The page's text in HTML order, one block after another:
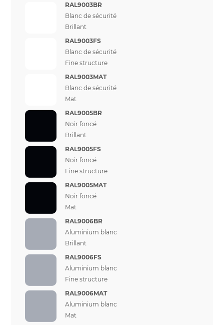
RAL9003BR
Blanc de sécurité
Brillant
RAL9003FS
Blanc de sécurité
Fine structure
RAL9003MAT
Blanc de sécurité
Mat
RAL9005BR
Noir foncé
Brillant
RAL9005FS
Noir foncé
Fine structure
RAL9005MAT
Noir foncé
Mat
RAL9006BR
Aluminium blanc
Brillant
RAL9006FS
Aluminium blanc
Fine structure
RAL9006MAT
Aluminium blanc
Mat